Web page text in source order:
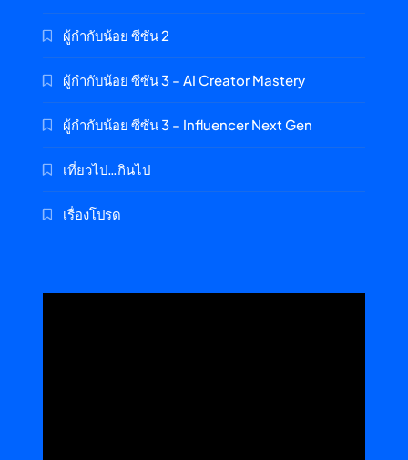
ผู้กำกับน้อย ซีซัน 2
ผู้กำกับน้อย ซีซัน 3 – AI Creator Mastery
ผู้กำกับน้อย ซีซัน 3 – Influencer Next Gen
เที่ยวไป…กินไป
เรื่องโปรด